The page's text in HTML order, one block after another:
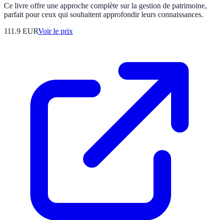
Ce livre offre une approche complète sur la gestion de patrimoine,
parfait pour ceux qui souhaitent approfondir leurs connaissances.
111.9 EURVoir le prix